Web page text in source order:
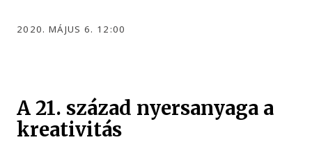
2020. MÁJUS 6. 12:00
A 21. század nyersanyaga a
kreativitás